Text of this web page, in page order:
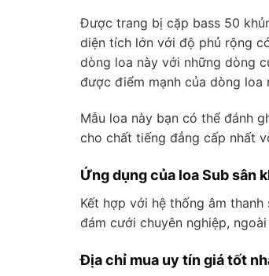
Được trang bị cặp bass 50
diện tích lớn với độ phủ rộng
dòng loa này với những dòng
được điểm mạnh của dòng loa
Mẫu loa này bạn có thể đánh
cho chất tiếng đẳng cấp nhất
Ứng dụng của loa Sub sân
Kết hợp với hệ thống âm
đám cưới chuyên nghiệp,
Địa chỉ mua uy tín giá tốt